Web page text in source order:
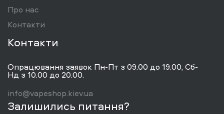
Про нас
Контакти
Контакти
Опрацювання заявок Пн-Пт з 09.00 до 19.00, Сб-
Нд з 10.00 до 20.00.
info@vapeshop.kiev.ua
Залишились питання?